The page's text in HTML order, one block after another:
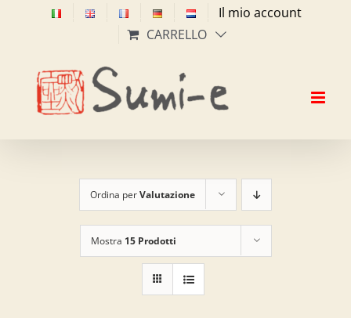
Il mio account
CARRELLO
Ordina perValutazione
Mostra 15 Prodotti